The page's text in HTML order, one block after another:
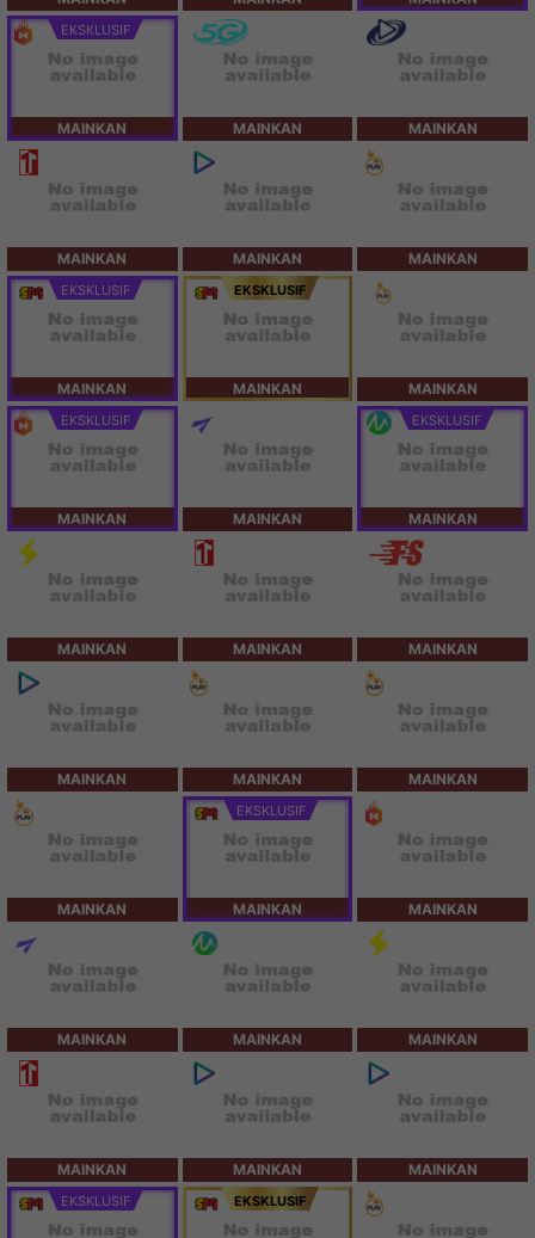
EKSKLUSIF
MAINKAN MAINKAN MAINKAN
MAINKAN MAINKAN MAINKAN
EKSKLUSIF
MAINKAN
EKSKLUSIF
MAINKAN MAINKAN
EKSKLUSIF
MAINKAN MAINKAN
EKSKLUSIF
MAINKAN
MAINKAN MAINKAN MAINKAN
MAINKAN MAINKAN MAINKAN
MAINKAN
EKSKLUSIF
MAINKAN MAINKAN
MAINKAN MAINKAN MAINKAN
MAINKAN MAINKAN MAINKAN
EKSKLUSIF EKSKLUSIF